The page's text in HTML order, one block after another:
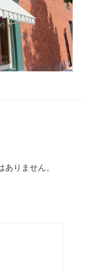
りません。